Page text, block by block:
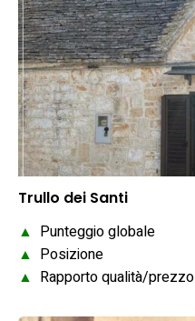
Trullo dei Santi
▲ Punteggio globale
▲ Posizione
▲ Rapporto qualità/prezzo